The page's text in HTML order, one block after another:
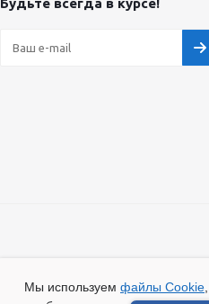
Будьте всегда в курсе!
Мы используем файлы Cookie